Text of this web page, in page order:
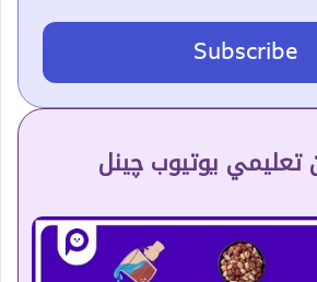
Subscribe
تعلیمي یوتیوب چینل